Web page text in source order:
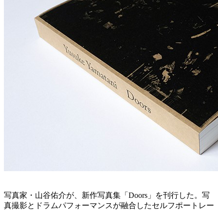
写真家・山谷佑介が、新作写真集「Doors」を刊行した。写
真撮影とドラムパフォーマンスが融合したセルフポートレー